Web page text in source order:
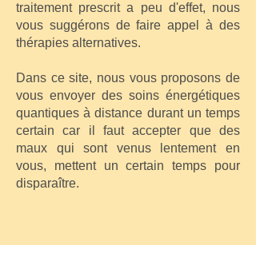
traitement prescrit a peu d'effet, nous
vous suggérons de faire appel à des
thérapies alternatives.
Dans ce site, nous vous proposons de
vous envoyer des soins énergétiques
quantiques à distance durant un temps
certain car il faut accepter que des
maux qui sont venus lentement en
vous, mettent un certain temps pour
disparaître.